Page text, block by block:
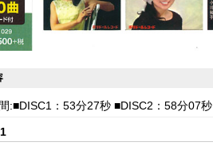
:■DISC1：53分27秒 ■DISC2：58分07秒